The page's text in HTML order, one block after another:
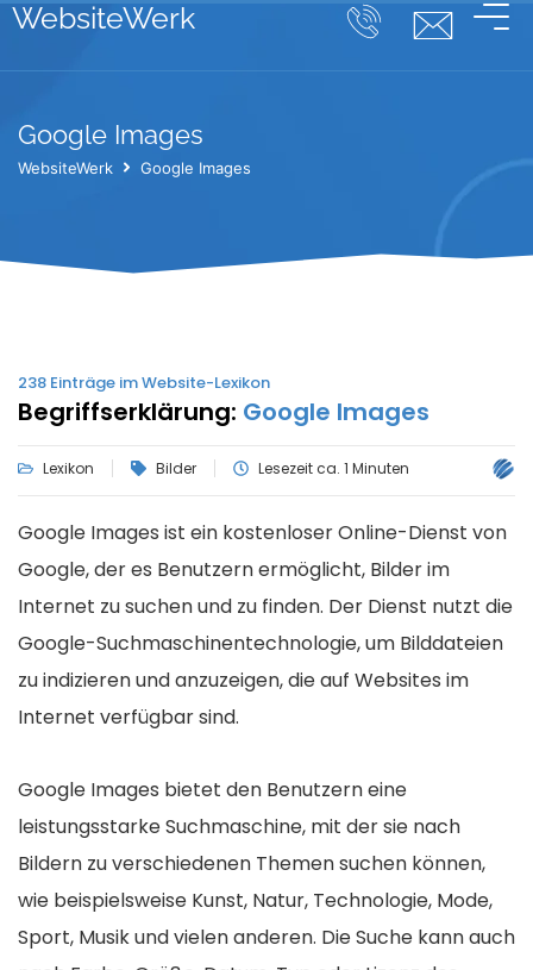
WebsiteWerk
Google Images
WebsiteWerk Google Images
238 Einträge im Website-Lexikon
Begriffserklärung: Google Images
Lexikon Bilder Lesezeit ca. 1 Minuten
Google Images ist ein kostenloser Online-Dienst von
Google, der es Benutzern ermöglicht, Bilder im
Internet zu suchen und zu finden. Der Dienst nutzt die
Google-Suchmaschinentechnologie, um Bilddateien
zu indizieren und anzuzeigen, die auf Websites im
Internet verfügbar sind.
Google Images bietet den Benutzern eine
leistungsstarke Suchmaschine, mit der sie nach
Bildern zu verschiedenen Themen suchen können,
wie beispielsweise Kunst, Natur, Technologie, Mode,
Sport, Musik und vielen anderen. Die Suche kann auch